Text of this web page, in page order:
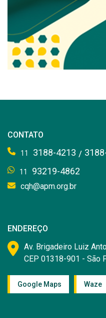
CONTATO
11 3188-4213 /
11 93219-4862
cqh@apm.org.br
ENDEREÇO
Av. Brigadeiro Luiz
CEP 01318-901 - São
Google Maps Waze